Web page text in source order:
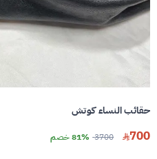
حقائب النساء كوتش
700
3700 81% خصم